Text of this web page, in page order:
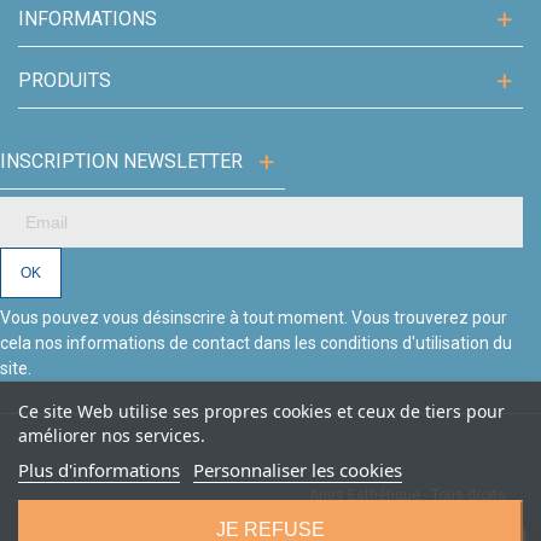
Ce site Web utilise ses propres cookies et ceux de tiers pour
améliorer nos services.
Plus d'informations Personnaliser les cookies
JE REFUSE
INFORMATIONS
PRODUITS
INSCRIPTION NEWSLETTER
Vous pouvez vous désinscrire à tout moment. Vous trouverez pour
cela nos informations de contact dans les conditions d'utilisation du
site.